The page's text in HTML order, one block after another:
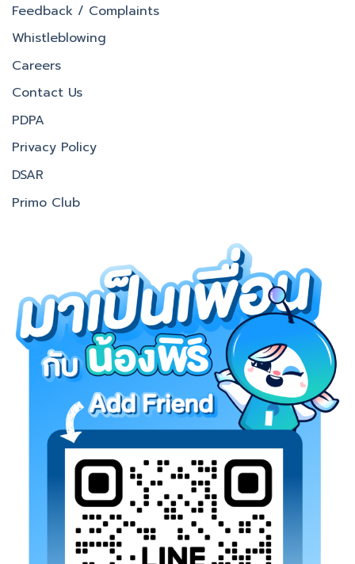
Feedback / Complaints
Whistleblowing
Careers
Contact Us
PDPA
Privacy Policy
DSAR
Primo Club